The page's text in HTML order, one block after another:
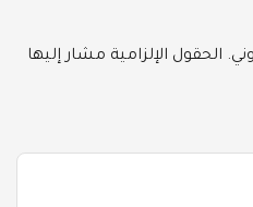
الحقول الإلزامية مشار إليها